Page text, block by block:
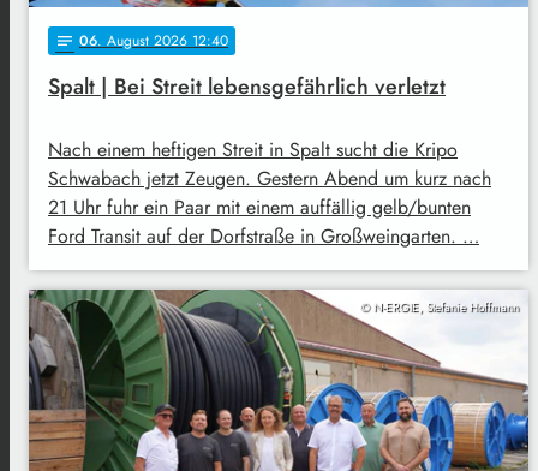
notes 06. August 2026 12:40
Spalt | Bei Streit lebensgefährlich verletzt
Nach einem heftigen Streit in Spalt sucht die Kripo
Schwabach jetzt Zeugen. Gestern Abend um kurz nach
21 Uhr fuhr ein Paar mit einem auffällig gelb/bunten
Ford Transit auf der Dorfstraße in Großweingarten. …
© N-ERGIE, Stefanie Hoffmann